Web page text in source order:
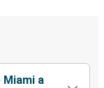
Miami a